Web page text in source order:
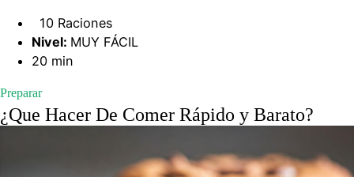
10 Raciones
Nivel: MUY FÁCIL
20 min
Preparar
¿Que Hacer De Comer Rápido y Barato?